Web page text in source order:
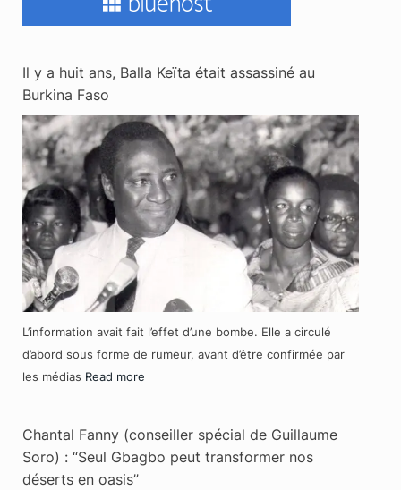
Il y a huit ans, Balla Keïta était assassiné au
Burkina Faso
L’information avait fait l’effet d’une bombe. Elle a circulé
d’abord sous forme de rumeur, avant d’être confirmée par
les médias Read more
Chantal Fanny (conseiller spécial de Guillaume
Soro) : “Seul Gbagbo peut transformer nos
déserts en oasis”